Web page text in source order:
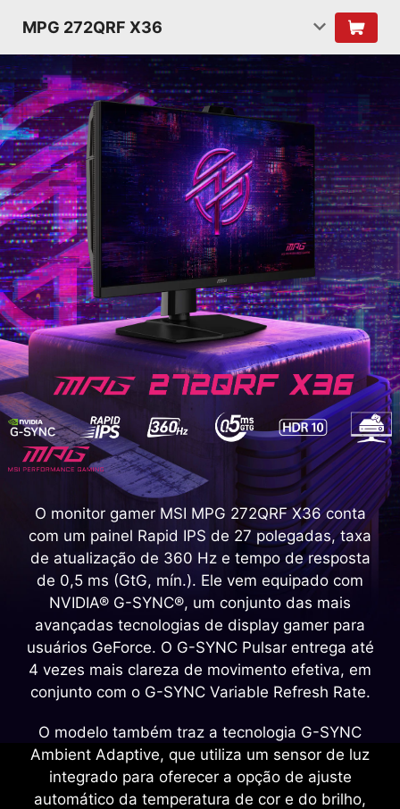
MPG 272QRF X36
O monitor gamer MSI MPG 272QRF X36 conta
com um painel Rapid IPS de 27 polegadas, taxa
de atualização de 360 Hz e tempo de resposta
de 0,5 ms (GtG, mín.). Ele vem equipado com
NVIDIA® G-SYNC®, um conjunto das mais
avançadas tecnologias de display gamer para
usuários GeForce. O G-SYNC Pulsar entrega até
4 vezes mais clareza de movimento efetiva, em
conjunto com o G-SYNC Variable Refresh Rate.
O modelo também traz a tecnologia G-SYNC
Ambient Adaptive, que utiliza um sensor de luz
integrado para oferecer a opção de ajuste
automático da temperatura de cor e do brilho,